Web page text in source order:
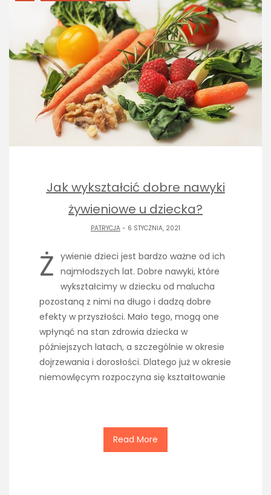
Jak wykształcić dobre nawyki
żywieniowe u dziecka?
PATRYCJA - 6 STYCZNIA, 2021
Ż ywienie dzieci jest bardzo ważne od ich
najmłodszych lat. Dobre nawyki, które
wykształcimy w dziecku od malucha
pozostaną z nimi na długo i dadzą dobre
efekty w przyszłości. Mało tego, mogą one
wpłynąć na stan zdrowia dziecka w
późniejszych latach, a szczególnie w okresie
dojrzewania i dorosłości. Dlatego już w okresie
niemowlęcym rozpoczyna się kształtowanie
Read More